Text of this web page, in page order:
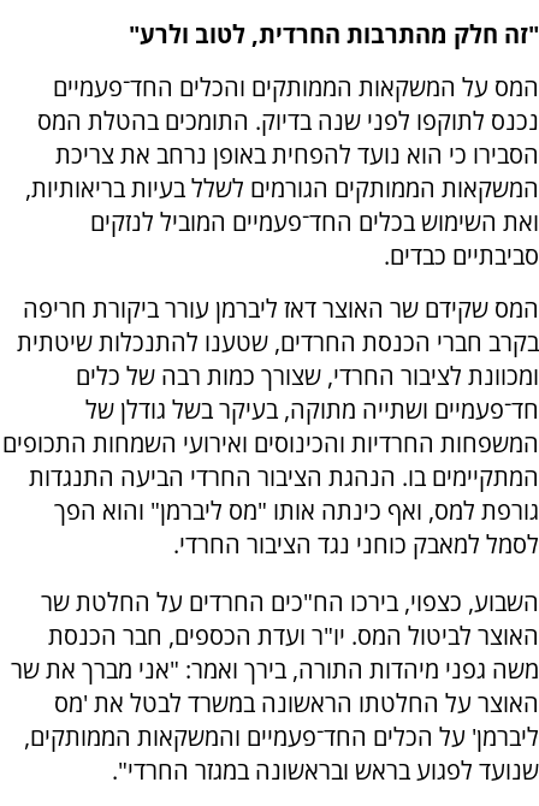
"זה חלק מהתרבות החרדית, לטוב ולרע"
המס על המשקאות הממותקים והכלים החד־פעמיים
נכנס לתוקפו לפני שנה בדיוק. התומכים בהטלת המס
הסבירו כי הוא נועד להפחית באופן נרחב את צריכת
המשקאות הממותקים הגורמים לשלל בעיות בריאותיות,
ואת השימוש בכלים החד־פעמיים המוביל לנזקים
סביבתיים כבדים.
המס שקידם שר האוצר דאז ליברמן עורר ביקורת חריפה
בקרב חברי הכנסת החרדים, שטענו להתנכלות שיטתית
ומכוונת לציבור החרדי, שצורך כמות רבה של כלים
חד־פעמיים ושתייה מתוקה, בעיקר בשל גודלן של
המשפחות החרדיות והכינוסים ואירועי השמחות התכופים
המתקיימים בו. הנהגת הציבור החרדי הביעה התנגדות
גורפת למס, ואף כינתה אותו "מס ליברמן" והוא הפך
לסמל למאבק כוחני נגד הציבור החרדי.
השבוע, כצפוי, בירכו הח"כים החרדים על החלטת שר
האוצר לביטול המס. יו"ר ועדת הכספים, חבר הכנסת
משה גפני מיהדות התורה, בירך ואמר: "אני מברך את שר
האוצר על החלטתו הראשונה במשרד לבטל את 'מס
ליברמן' על הכלים החד־פעמיים והמשקאות הממותקים,
שנועד לפגוע בראש ובראשונה במגזר החרדי".